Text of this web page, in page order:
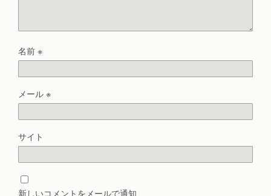
名前※
メール※
サイト
新しいコメントをメールで通知